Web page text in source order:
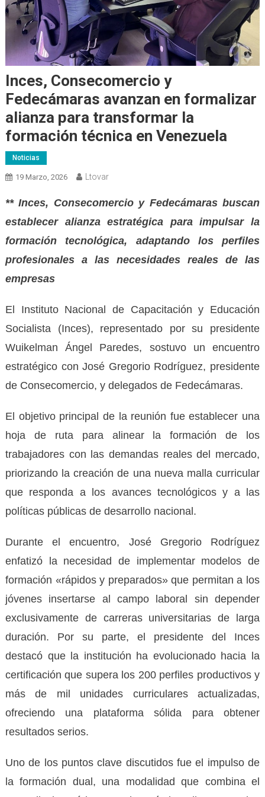
Inces, Consecomercio y
Fedecámaras avanzan en formalizar
alianza para transformar la
formación técnica en Venezuela
Noticias
19 Marzo, 2026 Ltovar
** Inces, Consecomercio y Fedecámaras buscan
establecer alianza estratégica para impulsar la
formación tecnológica, adaptando los perfiles
profesionales a las necesidades reales de las
empresas
El Instituto Nacional de Capacitación y Educación
Socialista (Inces), representado por su presidente
Wuikelman Ángel Paredes, sostuvo un encuentro
estratégico con José Gregorio Rodríguez, presidente
de Consecomercio, y delegados de Fedecámaras.
El objetivo principal de la reunión fue establecer una
hoja de ruta para alinear la formación de los
trabajadores con las demandas reales del mercado,
priorizando la creación de una nueva malla curricular
que responda a los avances tecnológicos y a las
políticas públicas de desarrollo nacional.
Durante el encuentro, José Gregorio Rodríguez
enfatizó la necesidad de implementar modelos de
formación «rápidos y preparados» que permitan a los
jóvenes insertarse al campo laboral sin depender
exclusivamente de carreras universitarias de larga
duración. Por su parte, el presidente del Inces
destacó que la institución ha evolucionado hacia la
certificación que supera los 200 perfiles productivos y
más de mil unidades curriculares actualizadas,
ofreciendo una plataforma sólida para obtener
resultados serios.
Uno de los puntos clave discutidos fue el impulso de
la formación dual, una modalidad que combina el